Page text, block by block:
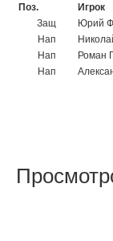
Поз. Игрок
Защ
Юрий
Нап
Нап
Роман
Нап